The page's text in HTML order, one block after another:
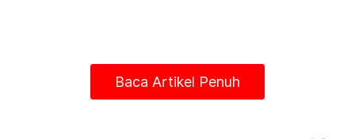
Baca Artikel Penuh